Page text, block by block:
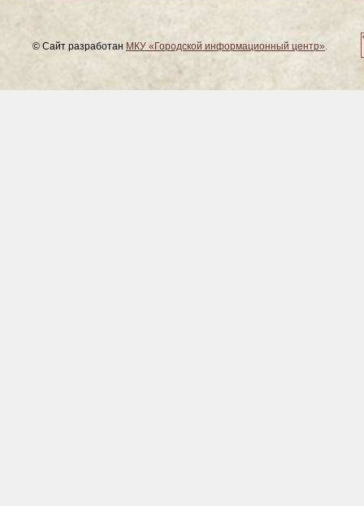
© Сайт разработан МКУ «Городской информационный центр».